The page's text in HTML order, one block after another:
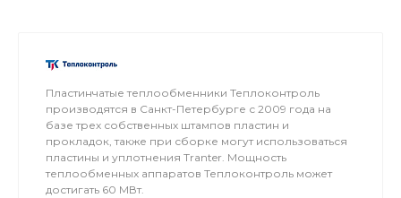
Пластинчатые теплообменники Теплоконтроль
производятся в Санкт-Петербурге с 2009 года на
базе трех собственных штампов пластин и
прокладок, также при сборке могут использоваться
пластины и уплотнения Tranter. Мощность
теплообменных аппаратов Теплоконтроль может
достигать 60 МВт.